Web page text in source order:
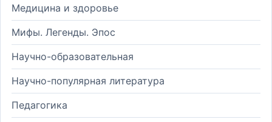
Медицина и здоровье
Мифы. Легенды. Эпос
Научно-образовательная
Научно-популярная литература
Педагогика